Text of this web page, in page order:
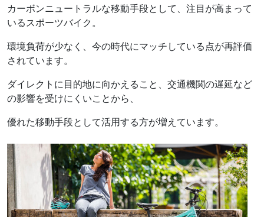
カーボンニュートラルな移動手段として、注目が高まって
いるスポーツバイク。
環境負荷が少なく、今の時代にマッチしている点が再評価
されています。
ダイレクトに目的地に向かえること、交通機関の遅延など
の影響を受けにくいことから、
優れた移動手段として活用する方が増えています。